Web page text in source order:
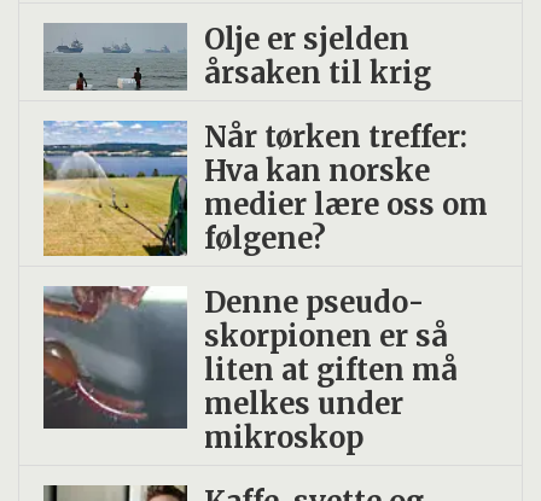
Olje er sjelden
årsaken til krig
Når tørken treffer:
Hva kan norske
medier lære oss om
følgene?
Denne pseudo­
skorpionen er så
liten at giften må
melkes under
mikroskop